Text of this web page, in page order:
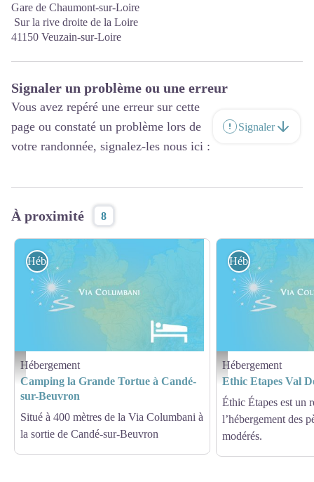
Gare de Chaumont-sur-Loire
Sur la rive droite de la Loire
41150 Veuzain-sur-Loire
Signaler un problème ou une erreur
Vous avez repéré une erreur sur cette
page ou constaté un problème lors de
votre randonnée, signalez-les nous ici :
Signaler
À proximité 8
Hébergement - Via Columbani
Hébergement
Hébergement
Camping la Grande Tortue à Candé-
sur-Beuvron
Situé à 400 mètres de la Via Columbani à
la sortie de Candé-sur-Beuvron
Hébergement - Via
Hébergement
Hébergement
Ethic Etapes Val
Éthic Étapes est un
l’hébergement des
modérés.